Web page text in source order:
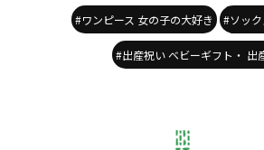
#ワンピース 女の子の大好き #ソッ
#出産祝い ベビーギフト・ 出